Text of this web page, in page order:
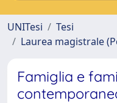
UNITesi
Tesi
Laurea magistrale
Famiglia e